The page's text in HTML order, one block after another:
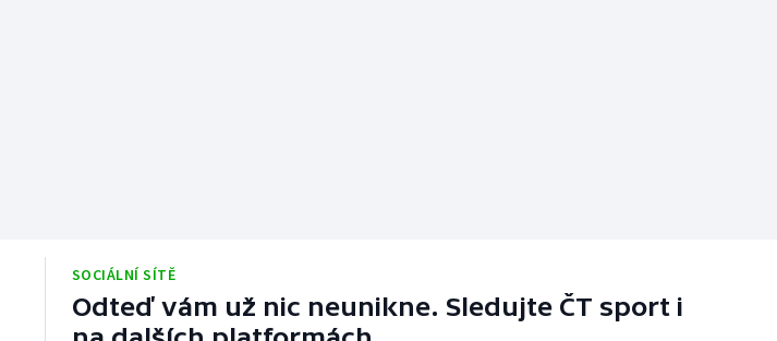
SOCIÁLNÍ SÍTĚ
Odteď vám už nic neunikne. Sledujte ČT sport i